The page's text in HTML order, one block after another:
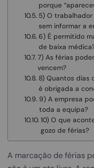
porque
5) O
sem informar a
6) É permitido
de baixa
7) As férias
vencem?
8) Quantos dias
é obrigada a
9) A empresa
toda a equipa?
10) O que
gozo de férias?
A marcação de férias